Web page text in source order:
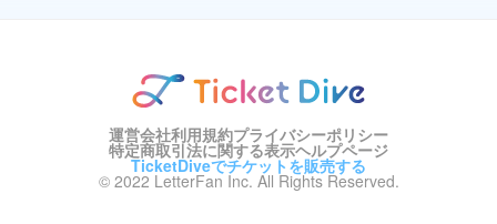
運営会社利用規約プライバシーポリシー
特定商取引法に関する表示ヘルプページ
TicketDiveでチケットを販売する
© 2022 LetterFan Inc. All Rights Reserved.